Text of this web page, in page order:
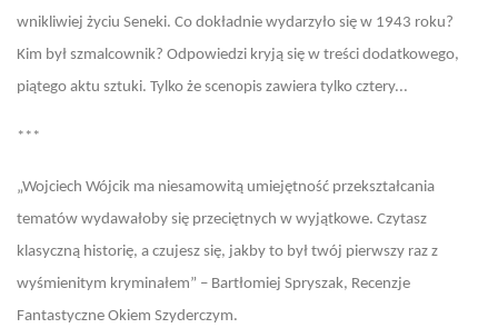
wnikliwiej życiu Seneki. Co dokładnie wydarzyło się w 1943 roku?
Kim był szmalcownik? Odpowiedzi kryją się w treści dodatkowego,
piątego aktu sztuki. Tylko że scenopis zawiera tylko cztery...
***
„Wojciech Wójcik ma niesamowitą umiejętność przekształcania
tematów wydawałoby się przeciętnych w wyjątkowe. Czytasz
klasyczną historię, a czujesz się, jakby to był twój pierwszy raz z
wyśmienitym kryminałem” – Bartłomiej Spryszak, Recenzje
Fantastyczne Okiem Szyderczym.